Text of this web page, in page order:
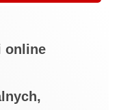
online